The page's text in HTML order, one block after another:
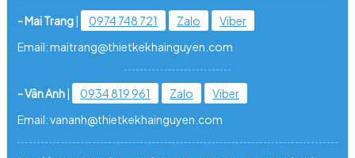
- Mai Trang| 0974 748 721 Zalo
Viber
Email: maitrang@thietkekhainguyen.com
- Vân Anh| 0934 819 961 Zalo
Viber
Email: vananh@thietkekhainguyen.com